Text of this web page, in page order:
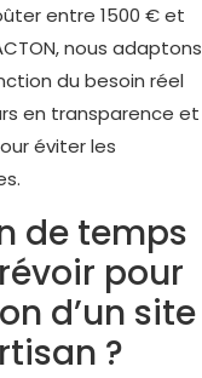
entre 1500 € et
nous adaptons
du besoin réel
en transparence et
éviter les
de temps
pour
d’un site
?